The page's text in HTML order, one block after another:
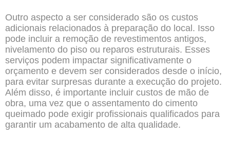
Outro aspecto a ser considerado são os custos
adicionais relacionados à preparação do local. Isso
pode incluir a remoção de revestimentos antigos,
nivelamento do piso ou reparos estruturais. Esses
serviços podem impactar significativamente o
orçamento e devem ser considerados desde o início,
para evitar surpresas durante a execução do projeto.
Além disso, é importante incluir custos de mão de
obra, uma vez que o assentamento do cimento
queimado pode exigir profissionais qualificados para
garantir um acabamento de alta qualidade.